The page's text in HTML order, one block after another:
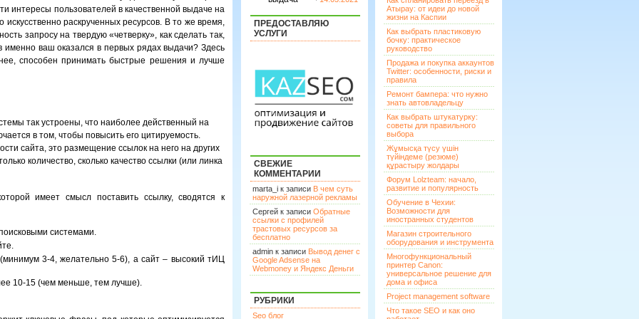
интересы пользователей в качественной выдаче на
искусственно раскрученных ресурсов. В то же время,
запросу на твердую «четверку», как сделать так,
именно ваш оказался в первых рядах выдачи? Здесь
способен принимать быстрые решения и лучше
так устроены, что наиболее действенный на
в том, чтобы повысить его цитируемость.
сайта, это размещение ссылок на него на других
количество, сколько качество ссылки (или линка
имеет смысл поставить ссылку, сводятся к
системами.
3-4, желательно 5-6), а сайт – высокий тИЦ
10-15 (чем меньше, тем лучше).
ПРЕДОСТАВЛЯЮ
УСЛУГИ
СВЕЖИЕ
КОММЕНТАРИИ
marta_i к записи В чем суть
наружной лазерной рекламы
Сергей к записи Обратные
ссылки с профилей
трастовых ресурсов за
бесплатно
admin к записи Вывод денег с
Google Adsense на
Webmoney и Яндекс Деньги
РУБРИКИ
Seo блог
Атырау: от идеи до новой
жизни на Каспии
Как выбрать пластиковую
бочку: практическое
руководство
Продажа и покупка аккаунтов
Twitter: особенности, риски и
правила
Ремонт бампера: что нужно
знать автовладельцу
Как выбрать штукатурку:
советы для правильного
выбора
Жұмысқа түсу үшін
түйіндеме (резюме)
құрастыру жолдары
Форум Lolzteam: начало,
развитие и популярность
Обучение в Чехии:
Возможности для
иностранных студентов
Магазин строительного
оборудования и инструмента
Многофункциональный
принтер Canon:
универсальное решение для
дома и офиса
Project management software
Что такое SEO и как оно